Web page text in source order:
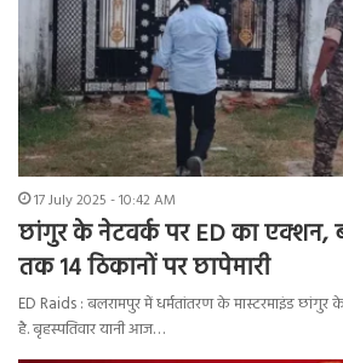
17 July 2025 - 10:42 AM
छांगुर के नेटवर्क पर ED का
तक 14 ठिकानों पर छापेमारी
ED Raids : बलरामपुर में धर्मतांतरण के मास्टरमाइंड छांगुर
है. बृहस्पतिवार यानी आज…